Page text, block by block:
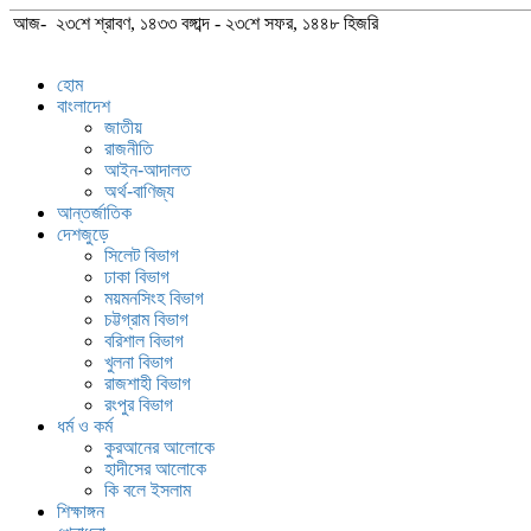
আজ- ২৩শে শ্রাবণ, ১৪৩৩ বঙ্গাব্দ - ২৩শে সফর, ১৪৪৮ হিজরি
হোম
বাংলাদেশ
জাতীয়
রাজনীতি
আইন-আদালত
অর্থ-বাণিজ্য
আন্তর্জাতিক
দেশজুড়ে
সিলেট বিভাগ
ঢাকা বিভাগ
ময়মনসিংহ বিভাগ
চট্টগ্রাম বিভাগ
বরিশাল বিভাগ
খুলনা বিভাগ
রাজশাহী বিভাগ
রংপুর বিভাগ
ধর্ম ও কর্ম
কুরআনের আলোকে
হাদীসের আলোকে
কি বলে ইসলাম
শিক্ষাঙ্গন